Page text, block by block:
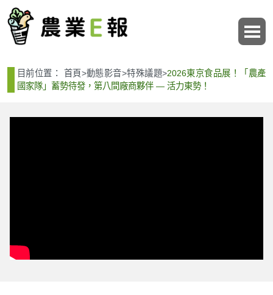
目前位置： 首頁>動態影音>特殊議題>2026東京食品展！「農產
國家隊」蓄勢待發，第八間廠商夥伴 ― 活力東勢！